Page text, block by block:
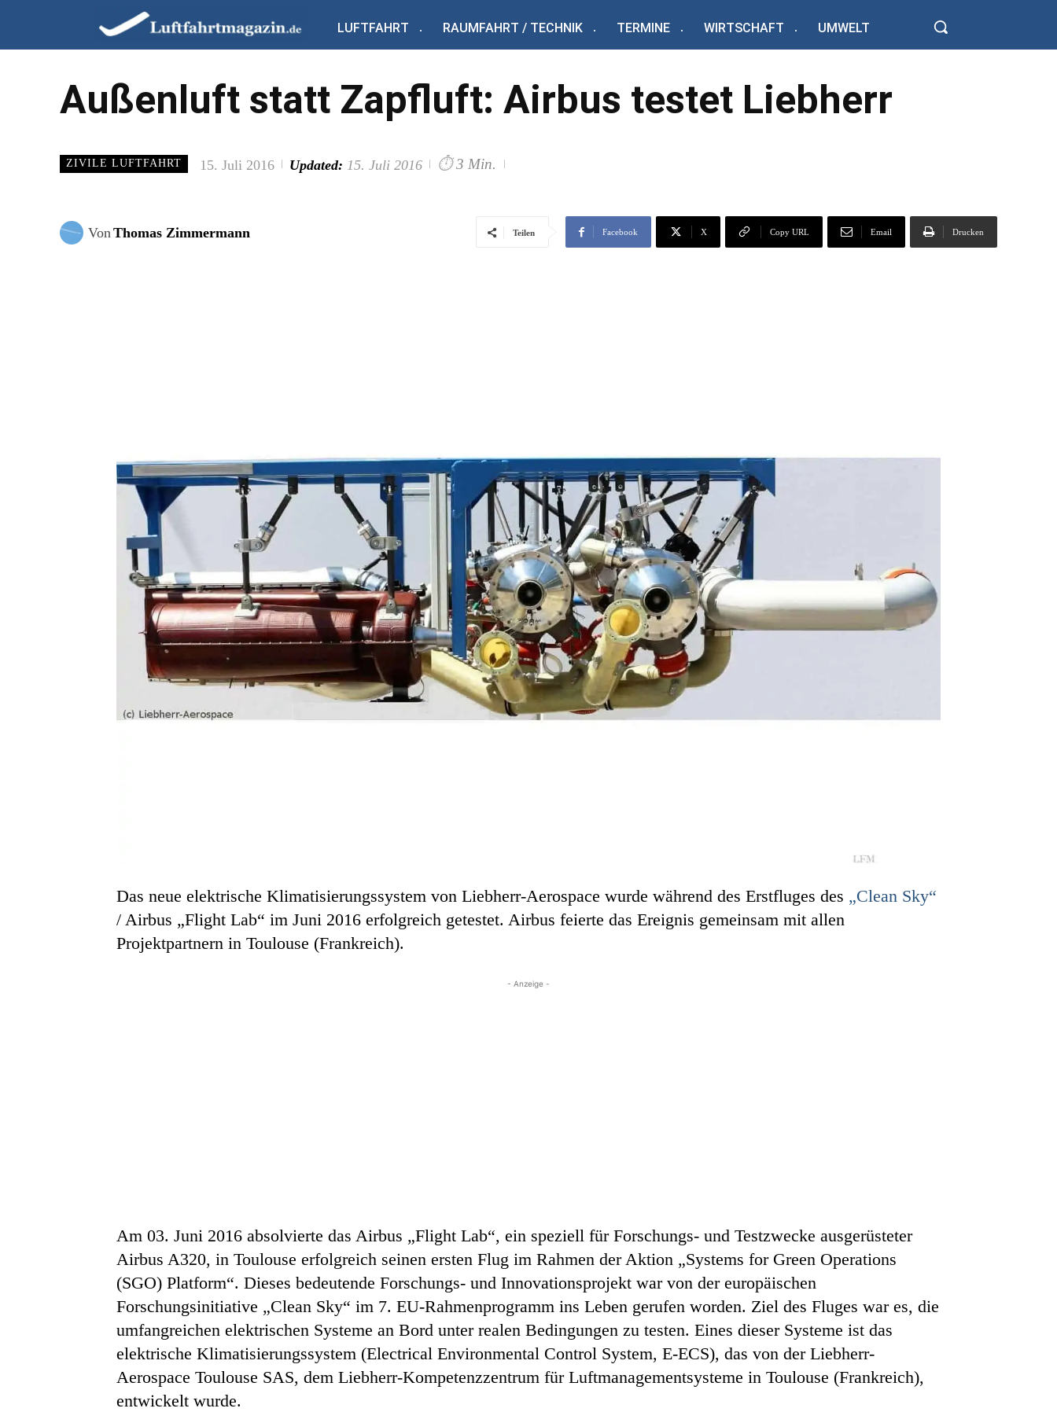
LUFTFAHRT RAUMFAHRT / TECHNIK TERMINE WIRTSCHAFT UMWELT
Außenluft statt Zapfluft: Airbus testet Liebherr
ZIVILE LUFTFAHRT 15. Juli 2016 Updated: 15. Juli 2016 ⏱ 3 Min.
VonThomas Zimmermann Teilen Facebook X Copy URL Email Drucken
Das neue elektrische Klimatisierungssystem von Liebherr-Aerospace wurde während des Erstfluges des „Clean Sky“
/ Airbus „Flight Lab“ im Juni 2016 erfolgreich getestet. Airbus feierte das Ereignis gemeinsam mit allen
Projektpartnern in Toulouse (Frankreich).
- Anzeige -
Am 03. Juni 2016 absolvierte das Airbus „Flight Lab“, ein speziell für Forschungs- und Testzwecke ausgerüsteter
Airbus A320, in Toulouse erfolgreich seinen ersten Flug im Rahmen der Aktion „Systems for Green Operations
(SGO) Platform“. Dieses bedeutende Forschungs- und Innovationsprojekt war von der europäischen
Forschungsinitiative „Clean Sky“ im 7. EU-Rahmenprogramm ins Leben gerufen worden. Ziel des Fluges war es, die
umfangreichen elektrischen Systeme an Bord unter realen Bedingungen zu testen. Eines dieser Systeme ist das
elektrische Klimatisierungssystem (Electrical Environmental Control System, E-ECS), das von der Liebherr-
Aerospace Toulouse SAS, dem Liebherr-Kompetenzzentrum für Luftmanagementsysteme in Toulouse (Frankreich),
entwickelt wurde.